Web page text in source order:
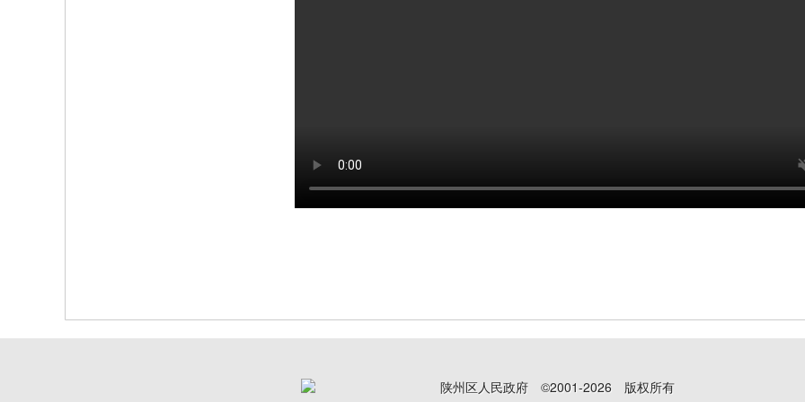
陕州区人民政府 ©2001-2026 版权所有